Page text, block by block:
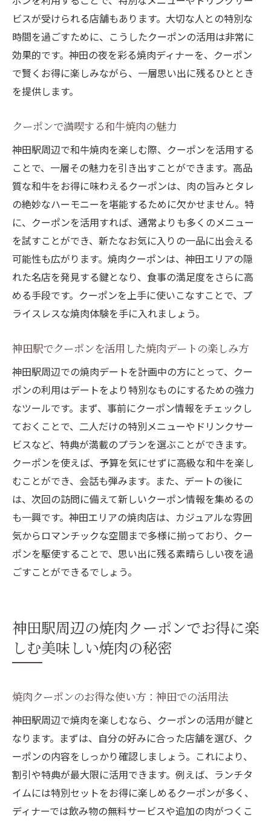
験を
神田の焼肉クーポンで最高の和牛を提供す
る店
クーポンで味わう神田駅周辺の焼肉の名店
神田駅の焼肉店でクーポンを使いこなす方
神田での焼肉体験をクーポンでさらに特別
にするアイデア
神田駅の焼肉店での特別メニューをクーポ
ンで楽しむ
焼肉クーポンで神田ならではの新しい味を
発見
神田の焼肉クーポンで美味しい焼肉をリーズナ
ブルに楽しむ方法
クーポンでお得に楽しめる神田の焼肉ラン
チ
用法
神田の焼肉クーポンで予算を抑えて贅沢気
分
神田で焼肉クーポンを使って楽しむ家族団
らん
リーズナブルに神田の焼肉パーティーをク
ーポンで企画
神田駅周辺で使える焼肉クーポンの見つけ
方
神田駅の焼肉店でクーポンを活用し贅沢なひと
時を
クーポンで贅沢に！神田の焼肉店でのひと
時
特別なひと時をクーポンで神田の焼肉店で
楽しむ
時間を
神田の焼肉クーポンで贅沢なデザートタイ
ムを
神田駅周辺での焼肉店選びとクーポン活用
術
ビスが受けられる店舗もあります。大切な人との特別な
時間を過ごすために、こうしたクーポンの活用は非常に
効果的です。神田の夜を彩る焼肉ディナーを、クーポン
で賢くお得に楽しみながら、一層思い出に残るひととき
を提供します。
クーポンで満喫する和牛焼肉の魅力
神田駅周辺で和牛焼肉を楽しむ際、クーポンを活用する
ことで、一層その魅力を引き出すことができます。高品
質な和牛をお得に味わえるクーポンは、肉の旨みとタレ
の絶妙なハーモニーを堪能するために欠かせません。特
に、クーポンを活用すれば、通常よりも多くのメニュー
を試すことができ、新たなお気に入りの一品に出会える
可能性も広がります。焼肉クーポンは、神田エリアの隠
れた名店を発見する鍵となり、食事の満足度をさらに高
める手段です。クーポンを上手に使いこなすことで、プ
ライスレスな焼肉体験を手に入れましょう。
神田駅でクーポンを活用した焼肉デートの楽しみ方
神田駅周辺での焼肉デートを計画中の方にとって、クー
ポンの利用はデートをより特別なものにするための強力
なツールです。まず、事前にクーポン情報をチェックし
ておくことで、二人だけの特別メニューやドリンクサー
ビスなど、特典が満載のプランを選ぶことができます。
クーポンを使えば、予算を気にせずに高級な和牛を楽し
むことができ、会話も弾みます。また、デートの後に
は、次回の訪問に備えて新しいクーポン情報を集めるの
も一興です。神田エリアの焼肉店は、カジュアルな雰囲
気からロマンチックな空間まで多様に揃っており、クー
ポンを駆使することで、思い出に残る素晴らしい夜を過
ごすことができるでしょう。
神田駅周辺の焼肉クーポンでお得に楽
しむ美味しい焼肉の秘密
焼肉クーポンのお得な使い方：神田での活用法
神田駅周辺で焼肉を楽しむなら、クーポンの活用が鍵と
なります。まずは、自分の好みに合った店舗を選び、ク
ーポンの内容をしっかり確認しましょう。これにより、
割引や特典が最大限に活用できます。例えば、ランチタ
イムには特別セットをお得に楽しめるクーポンが多く、
ディナーでは飲み物の無料サービスや追加の肉がつくこ